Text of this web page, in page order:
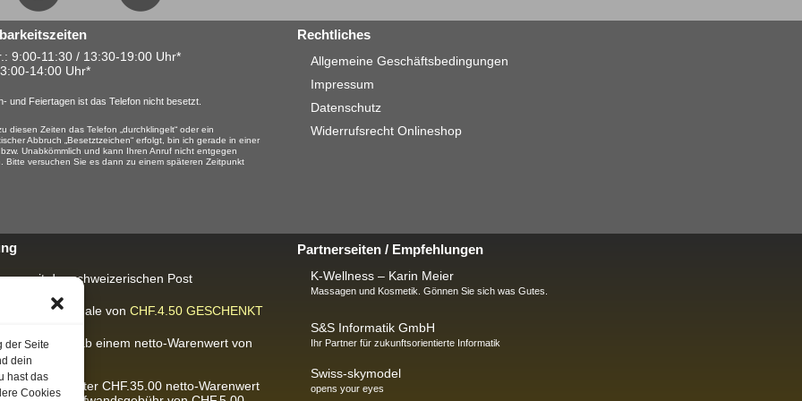
der Seite
dein
hast das
Cookies
9:00-11:30 / 13:30-19:00 Uhr*
14:00 Uhr*
und Feiertagen ist das Telefon nicht besetzt.
diesen Zeiten das Telefon „durchklingelt“ oder ein
Abbruch „Besetztzeichen“ erfolgt, bin ich gerade in einer
Unabkömmlich und kann Ihren Anruf nicht entgegen
Bitte versuchen Sie es dann zu einem späteren Zeitpunkt
Rechtliches
Allgemeine Geschäftsbedingungen
Impressum
Datenschutz
Widerrufsrecht Onlineshop
mit der schweizerischen Post
von CHF.4.50 GESCHENKT
Lieferung
ab einem netto-Warenwert von
unter CHF.35.00 netto-Warenwert
Partnerseiten / Empfehlungen
K-Wellness – Karin Meier
Massagen und Kosmetik. Gönnen Sie sich was Gutes.
S&S Informatik GmbH
Ihr Partner für zukunftsorientierte Informatik
Swiss-skymodel
opens your eyes